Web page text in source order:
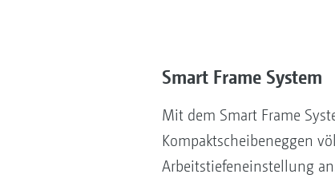
Smart Frame System
Mit dem Smart Frame
Kompaktscheibeneggen
Arbeitstiefeneinstellung